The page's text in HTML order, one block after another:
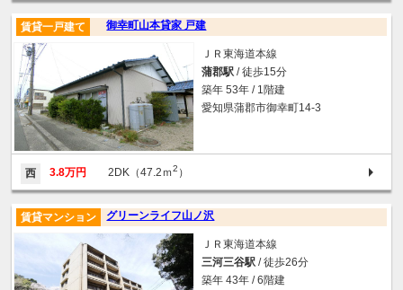
御幸町山本貸家 戸建
賃貸一戸建て
ＪＲ東海道本線
蒲郡駅 / 徒歩15分
築年 53年 / 1階建
愛知県蒲郡市御幸町14-3
西 3.8万円 2DK（47.2ｍ2 ）
グリーンライフ山ノ沢
賃貸マンション
ＪＲ東海道本線
三河三谷駅 / 徒歩26分
築年 43年 / 6階建